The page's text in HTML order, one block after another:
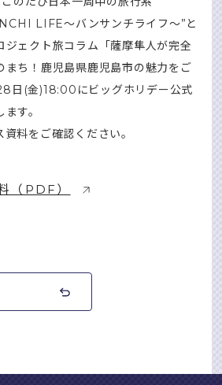
LIFE〜バンサンチライフ〜”と
ジェクト旅コラム「薩摩隼⼈が完全
まち！⿅児島県⿅児島市の魅⼒をご
⽇(⾦)18:00にビッグホリデー公式
す。
料をご確認ください。
（PDF）